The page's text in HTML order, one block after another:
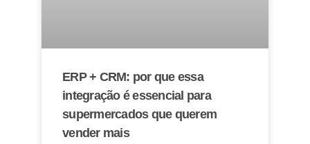
ERP + CRM: por que essa
integração é essencial para
supermercados que querem
vender mais